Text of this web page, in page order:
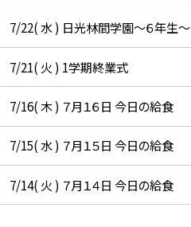
7/22( 水 ) 日光林間学園～６年生～
7/21( 火 ) 1学期終業式
7/16( 木 ) ７月１６日 今日の給食
7/15( 水 ) ７月１５日 今日の給食
7/14( 火 ) ７月１４日 今日の給食